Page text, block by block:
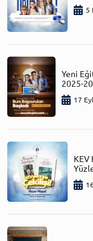
5
Yeni
2025-
17
KEV